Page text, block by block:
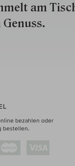
am
bezahlen oder
bestellen.